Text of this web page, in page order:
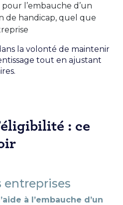
pour l’embauche d’un
de handicap, quel que
la volonté de maintenir
tout en ajustant
: ce
entreprises
à l’embauche d’un